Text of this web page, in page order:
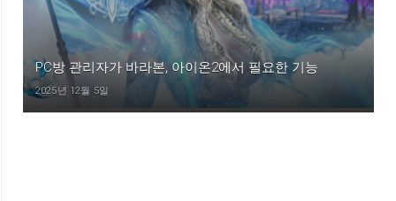
PC방 관리자가 바라본, 아이온2에서 필요한 기능
2025년 12월 5일